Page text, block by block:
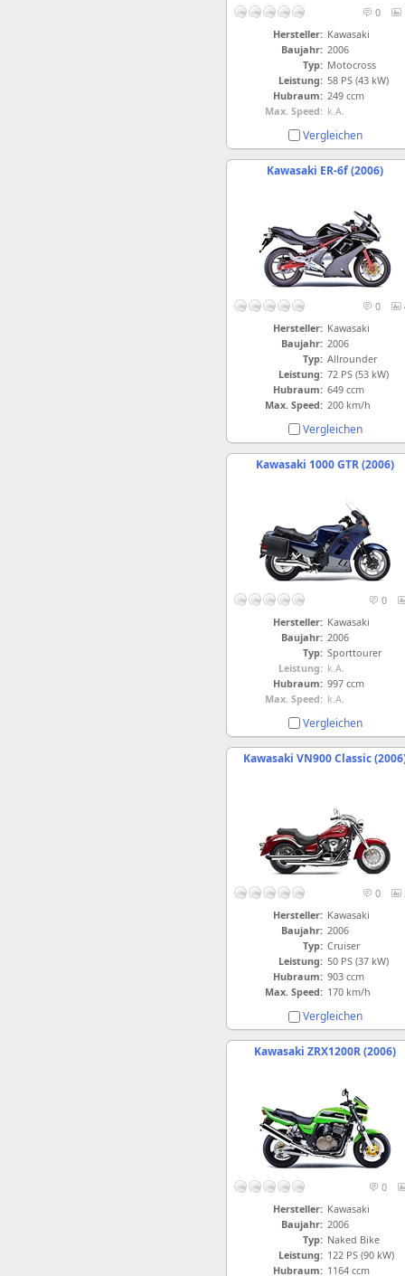
0
Hersteller: Kawasaki
Baujahr: 2006
Typ: Motocross
Leistung: 58 PS (43 kW)
Hubraum: 249 ccm
Max. Speed: k.A.
Vergleichen
Kawasaki ER-6f (2006)
0
Hersteller: Kawasaki
Baujahr: 2006
Typ: Allrounder
Leistung: 72 PS (53 kW)
Hubraum: 649 ccm
Max. Speed: 200 km/h
Vergleichen
Kawasaki 1000 GTR (2006)
0
Hersteller: Kawasaki
Baujahr: 2006
Typ: Sporttourer
Leistung: k.A.
Hubraum: 997 ccm
Max. Speed: k.A.
Vergleichen
Kawasaki VN900 Classic
0
Hersteller: Kawasaki
Baujahr: 2006
Typ: Cruiser
Leistung: 50 PS (37 kW)
Hubraum: 903 ccm
Max. Speed: 170 km/h
Vergleichen
Kawasaki ZRX1200R (2006)
0
Hersteller: Kawasaki
Baujahr: 2006
Typ: Naked Bike
Leistung: 122 PS (90 kW)
Hubraum: 1164 ccm